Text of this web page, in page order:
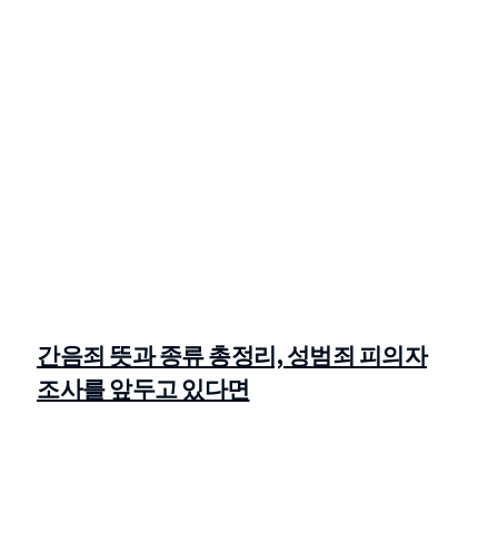
간음죄 뜻과 종류 총정리, 성범죄 피의자
조사를 앞두고 있다면